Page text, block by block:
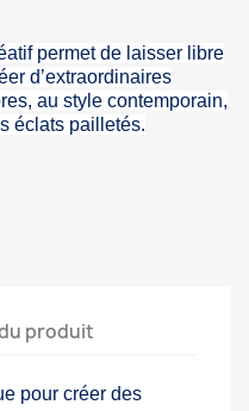
permet de laisser libre
d’extraordinaires
au style contemporain,
éclats pailletés.
produit
pour créer des